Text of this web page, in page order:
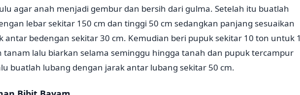
agar anah menjadi gembur dan bersih dari gulma. Setelah itu buatlah
lebar sekitar 150 cm dan tinggi 50 cm sedangkan panjang sesuaikan
antar bedengan sekitar 30 cm. Kemudian beri pupuk sekitar 10 ton untuk 1
tanam lalu biarkan selama seminggu hingga tanah dan pupuk tercampur
buatlah lubang dengan jarak antar lubang sekitar 50 cm.